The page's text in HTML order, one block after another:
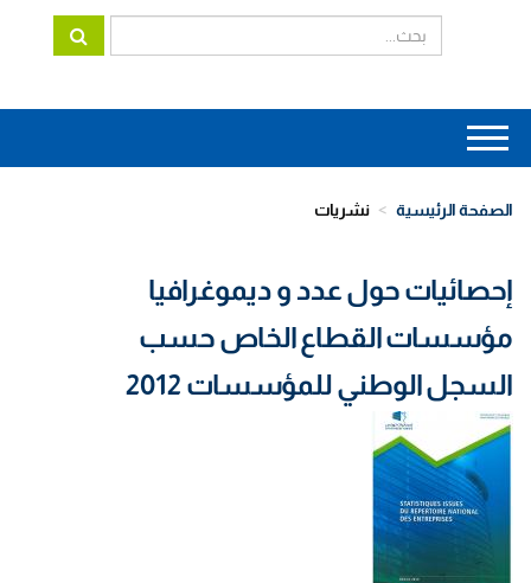
Main
navigation
الصفحة الرئيسية نشريات
إحصائيات حول عدد و ديموغرافيا
مؤسسات القطاع الخاص حسب
السجل الوطني للمؤسسات 2012